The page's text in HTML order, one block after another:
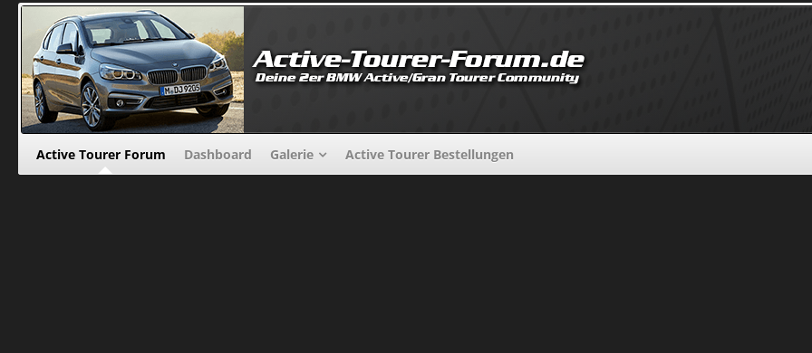
Active Tourer Forum Dashboard Galerie Active Tourer Bestellungen